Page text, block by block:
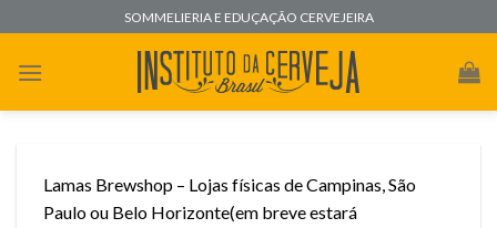
to
content
SOMMELIERIA E EDUÇAÇÃO CERVEJEIRA
Lamas Brewshop – Lojas físicas de Campinas, São
Paulo ou Belo Horizonte(em breve estará